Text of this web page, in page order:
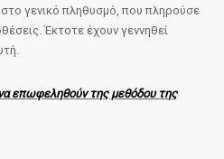
γενικό πληθυσμό, που πληρούσε
Έκτοτε έχουν γεννηθεί
επωφεληθούν της μεθόδου της